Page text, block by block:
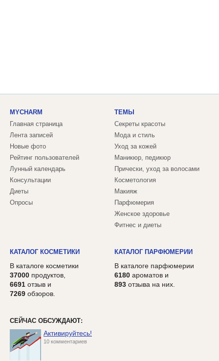
MYCHARM
Главная страница
Лента записей
Новые фото
Рейтинг пользователей
Лунный календарь
Консультации
Диеты
Опросы
ТЕМЫ
Секреты красоты
Мода и стиль
Уход за кожей
Маникюр, педикюр
Прически, уход за волосами
Косметология
Макияж
Парфюмерия
Женское здоровье
Фитнес и диеты
КАТАЛОГ КОСМЕТИКИ
В каталоге косметики
37000 продуктов,
6691 отзыв и
7269 обзоров.
КАТАЛОГ ПАРФЮМЕРИИ
В каталоге парфюмерии
6180 ароматов и
893 отзыва на них.
СЕЙЧАС ОБСУЖДАЮТ:
Активируйтесь!
10 комментариев